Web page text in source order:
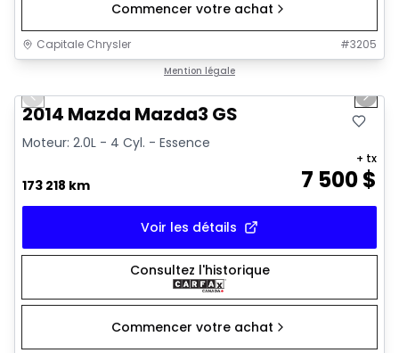
Commencer votre achat
Capitale Chrysler #3205
Mention légale
Previous slide Next
2014 Mazda Mazda3 GS
Moteur: 2.0L - 4 Cyl. - Essence
173 218 km 7 500$
+ tx
Voir les détails
Consultez l'historique
Commencer votre achat